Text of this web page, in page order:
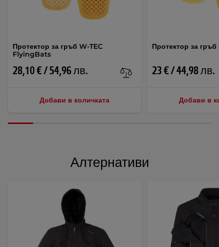
Протектор за гръб W-TEC
FlyingBats
28,10 € / 54,96 лв.
Добави в количката
Протектор за
23 € / 44,98 лв.
Добави в
Алтернативи